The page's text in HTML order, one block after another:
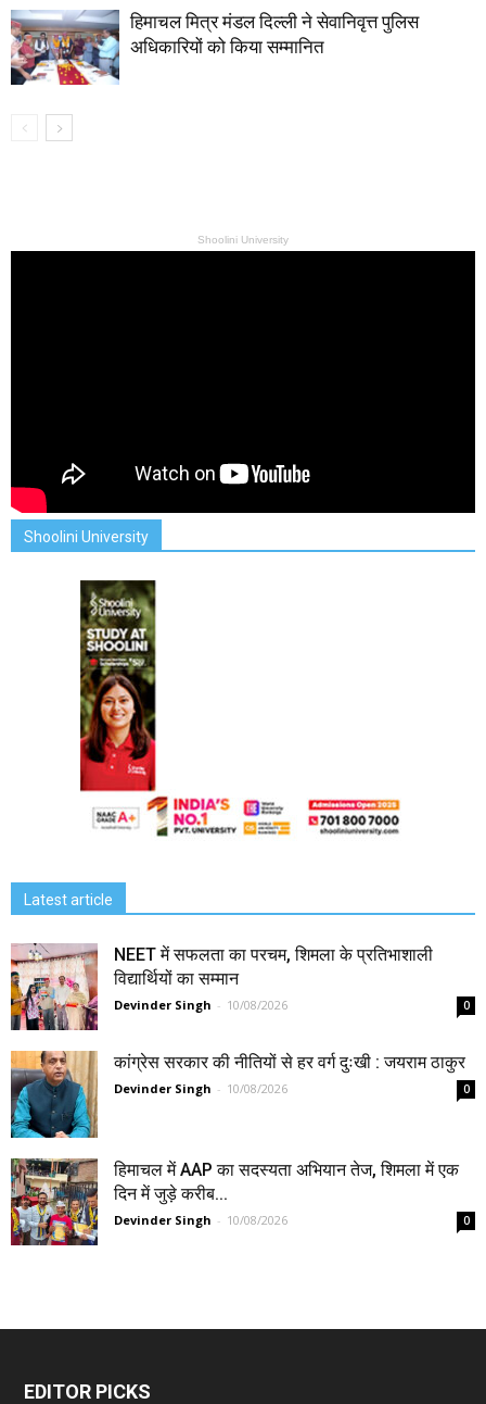
हिमाचल मित्र मंडल दिल्ली ने सेवानिवृत्त पुलिस
अधिकारियों को किया सम्मानित
Shoolini University
Shoolini University
Latest article
NEET में सफलता का परचम, शिमला के प्रतिभाशाली
विद्यार्थियों का सम्मान
Devinder Singh - 10/08/2026 0
कांग्रेस सरकार की नीतियों से हर वर्ग दुःखी : जयराम ठाकुर
Devinder Singh - 10/08/2026 0
हिमाचल में AAP का सदस्यता अभियान तेज, शिमला में एक
दिन में जुड़े करीब...
Devinder Singh - 10/08/2026 0
EDITOR PICKS